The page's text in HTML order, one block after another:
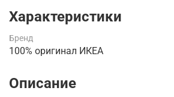
Характеристики
Бренд
100% оригинал ИКЕА
Описание